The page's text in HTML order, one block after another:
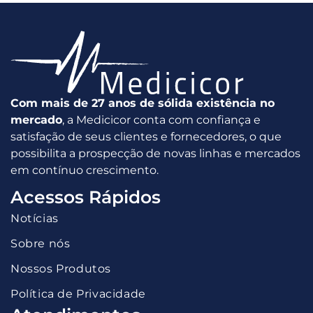
Com mais de 27 anos de sólida existência no
mercado, a Medicicor conta com confiança e
satisfação de seus clientes e fornecedores, o que
possibilita a prospecção de novas linhas e mercados
em contínuo crescimento.
Acessos Rápidos
Notícias
Sobre nós
Nossos Produtos
Política de Privacidade